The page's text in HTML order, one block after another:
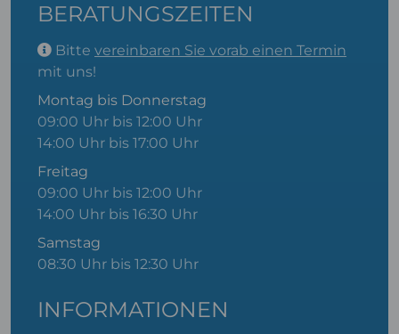
BERATUNGSZEITEN
Bitte vereinbaren Sie vorab einen Termin
mit uns!
Montag bis Donnerstag
09:00 Uhr bis 12:00 Uhr
14:00 Uhr bis 17:00 Uhr
Freitag
09:00 Uhr bis 12:00 Uhr
14:00 Uhr bis 16:30 Uhr
Samstag
08:30 Uhr bis 12:30 Uhr
INFORMATIONEN